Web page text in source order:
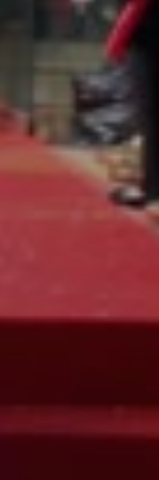
every
offers.